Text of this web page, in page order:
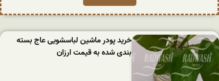
خرید پودر ماشین لباسشویی عاج بسته
بندی شده به قیمت ارزان